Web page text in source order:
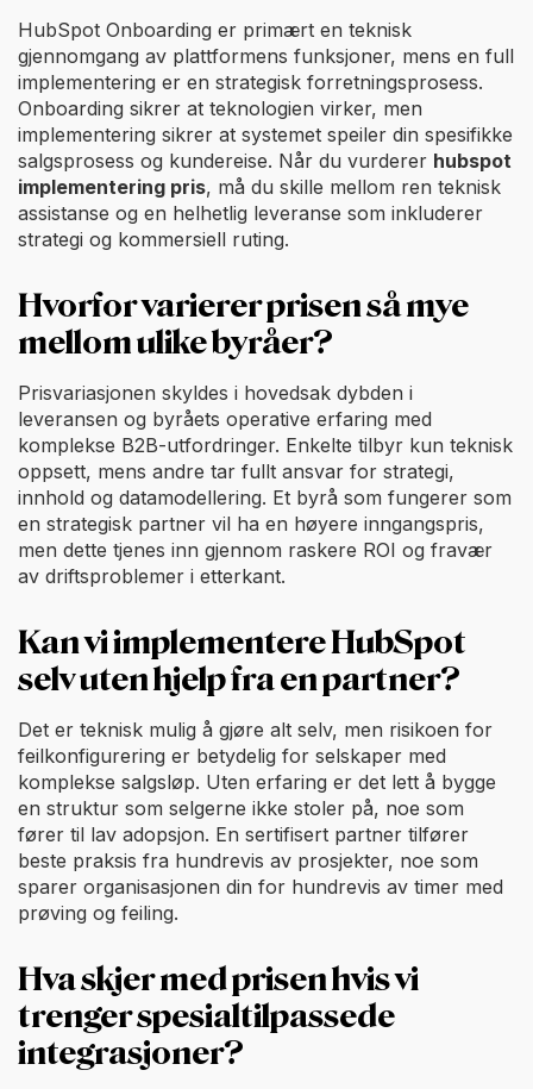
HubSpot Onboarding er primært en teknisk
gjennomgang av plattformens funksjoner, mens en full
implementering er en strategisk forretningsprosess.
Onboarding sikrer at teknologien virker, men
implementering sikrer at systemet speiler din spesifikke
salgsprosess og kundereise. Når du vurderer hubspot
implementering pris, må du skille mellom ren teknisk
assistanse og en helhetlig leveranse som inkluderer
strategi og kommersiell ruting.
Hvorfor varierer prisen så mye
mellom ulike byråer?
Prisvariasjonen skyldes i hovedsak dybden i
leveransen og byråets operative erfaring med
komplekse B2B-utfordringer. Enkelte tilbyr kun teknisk
oppsett, mens andre tar fullt ansvar for strategi,
innhold og datamodellering. Et byrå som fungerer som
en strategisk partner vil ha en høyere inngangspris,
men dette tjenes inn gjennom raskere ROI og fravær
av driftsproblemer i etterkant.
Kan vi implementere HubSpot
selv uten hjelp fra en partner?
Det er teknisk mulig å gjøre alt selv, men risikoen for
feilkonfigurering er betydelig for selskaper med
komplekse salgsløp. Uten erfaring er det lett å bygge
en struktur som selgerne ikke stoler på, noe som
fører til lav adopsjon. En sertifisert partner tilfører
beste praksis fra hundrevis av prosjekter, noe som
sparer organisasjonen din for hundrevis av timer med
prøving og feiling.
Hva skjer med prisen hvis vi
trenger spesialtilpassede
integrasjoner?